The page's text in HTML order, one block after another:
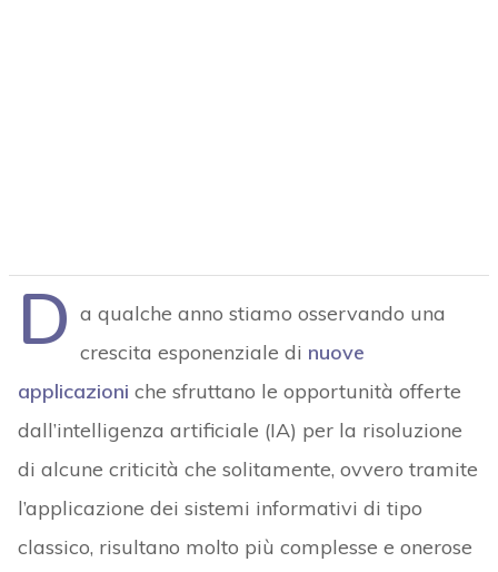
D a qualche anno stiamo osservando una
crescita esponenziale di nuove
applicazioni che sfruttano le opportunità offerte
dall’intelligenza artificiale (IA) per la risoluzione
di alcune criticità che solitamente, ovvero tramite
l’applicazione dei sistemi informativi di tipo
classico, risultano molto più complesse e onerose